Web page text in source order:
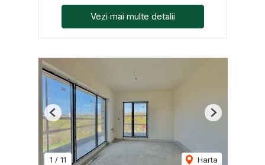
Vezi mai multe detalii
1 / 11 Harta
Previous Next